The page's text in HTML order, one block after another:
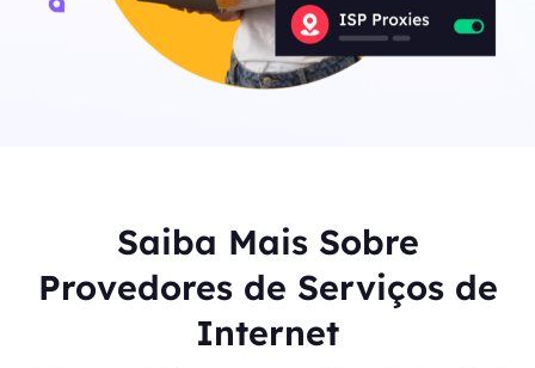
Saiba Mais Sobre
Provedores de Serviços de
Internet